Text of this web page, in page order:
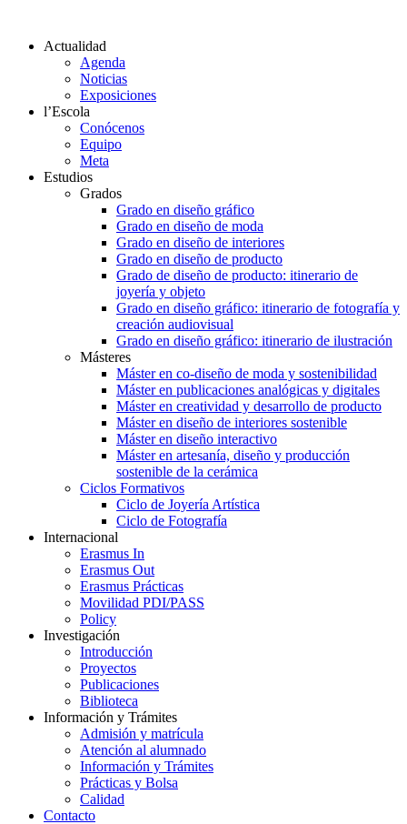
Actualidad
Agenda
Noticias
Exposiciones
l’Escola
Conócenos
Equipo
Meta
Estudios
Grados
Grado en diseño gráfico
Grado en diseño de moda
Grado en diseño de interiores
Grado en diseño de producto
Grado de diseño de producto: itinerario de
joyería y objeto
Grado en diseño gráfico: itinerario de fotografía y
creación audiovisual
Grado en diseño gráfico: itinerario de ilustración
Másteres
Máster en co-diseño de moda y sostenibilidad
Máster en publicaciones analógicas y digitales
Máster en creatividad y desarrollo de producto
Máster en diseño de interiores sostenible
Máster en diseño interactivo
Máster en artesanía, diseño y producción
sostenible de la cerámica
Ciclos Formativos
Ciclo de Joyería Artística
Ciclo de Fotografía
Internacional
Erasmus In
Erasmus Out
Erasmus Prácticas
Movilidad PDI/PASS
Policy
Investigación
Introducción
Proyectos
Publicaciones
Biblioteca
Información y Trámites
Admisión y matrícula
Atención al alumnado
Información y Trámites
Prácticas y Bolsa
Calidad
Contacto